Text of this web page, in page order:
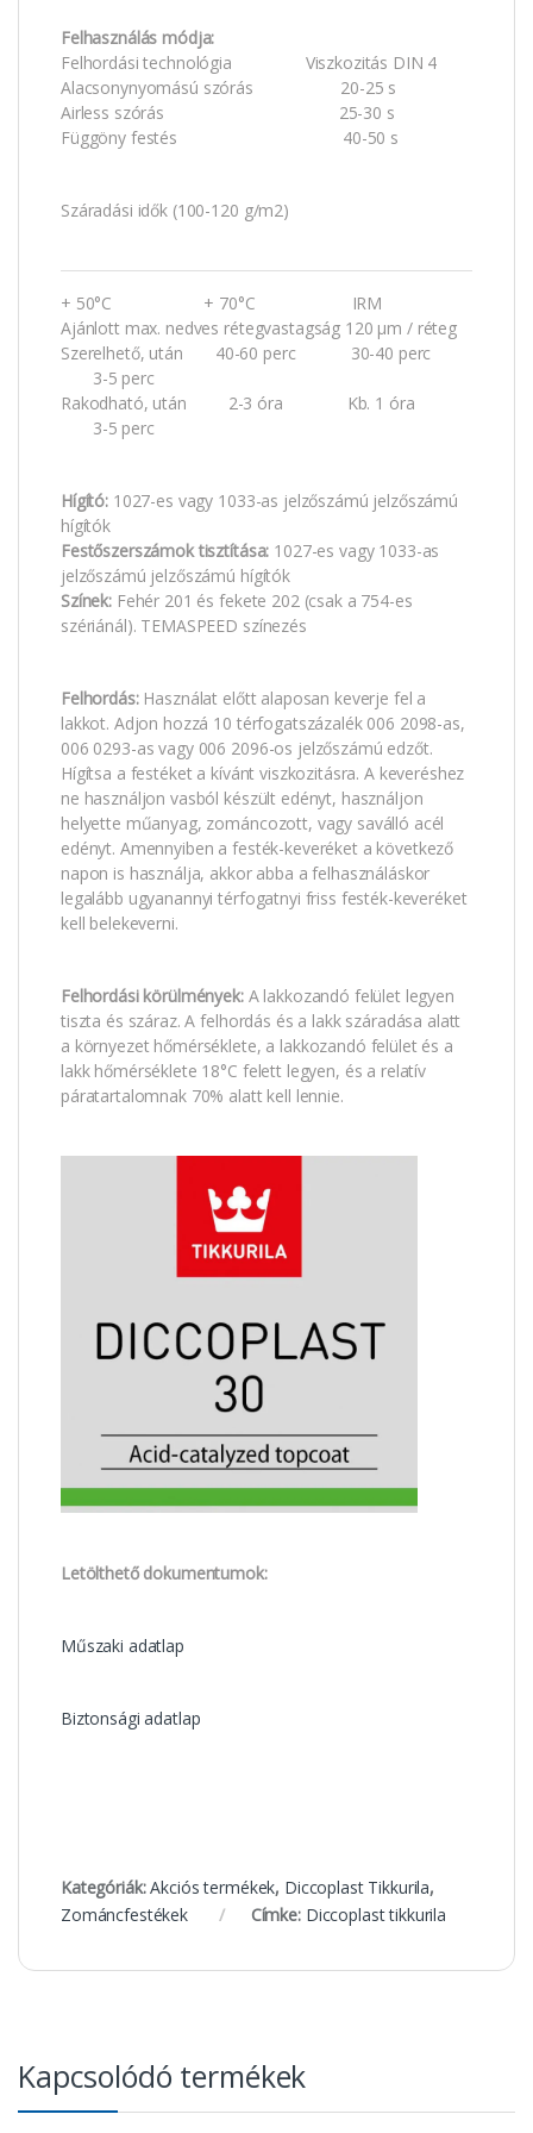
Felhasználás módja:
Felhordási technológia Viszkozitás DIN 4
Alacsonynyomású szórás 20-25 s
Airless szórás 25-30 s
Függöny festés 40-50 s
Száradási idők (100-120 g/m2)
+ 50°C + 70°C IRM
Ajánlott max. nedves rétegvastagság 120 μm / réteg
Szerelhető, után 40-60 perc 30-40 perc
3-5 perc
Rakodható, után 2-3 óra Kb. 1 óra
3-5 perc
Hígító: 1027-es vagy 1033-as jelzőszámú jelzőszámú
hígítók
Festőszerszámok tisztítása: 1027-es vagy 1033-as
jelzőszámú jelzőszámú hígítók
Színek: Fehér 201 és fekete 202 (csak a 754-es
szériánál). TEMASPEED színezés
Felhordás:Használat előtt alaposan keverje fel a
lakkot. Adjon hozzá 10 térfogatszázalék 006 2098-as,
006 0293-as vagy 006 2096-os jelzőszámú edzőt.
Hígítsa a festéket a kívánt viszkozitásra. A keveréshez
ne használjon vasból készült edényt, használjon
helyette műanyag, zománcozott, vagy saválló acél
edényt. Amennyiben a festék-keveréket a következő
napon is használja, akkor abba a felhasználáskor
legalább ugyanannyi térfogatnyi friss festék-keveréket
kell belekeverni.
Felhordási körülmények: A lakkozandó felület legyen
tiszta és száraz. A felhordás és a lakk száradása alatt
a környezet hőmérséklete, a lakkozandó felület és a
lakk hőmérséklete 18°C felett legyen, és a relatív
páratartalomnak 70% alatt kell lennie.
Letölthető dokumentumok:
Műszaki adatlap
Biztonsági adatlap
Kategóriák:Akciós termékek, Diccoplast Tikkurila,
Zománcfestékek
Címke: Diccoplast tikkurila
Kapcsolódó termékek